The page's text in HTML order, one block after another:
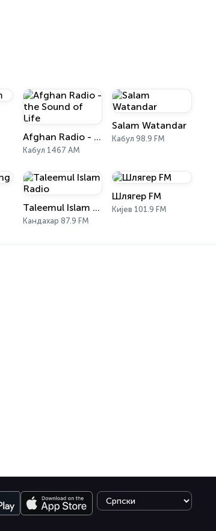
Afghan Radio - the Sound of Life
Кабул 1467 AM
Salam Watandar
Кабул 98.9 FM
Taleemul Islam Radio
Кандахар 87.9 FM
Шлягер FM
Кијев 101.9 FM
Select language